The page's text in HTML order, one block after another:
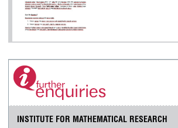
INSTITUTE FOR MATHEMATICAL RESEARCH